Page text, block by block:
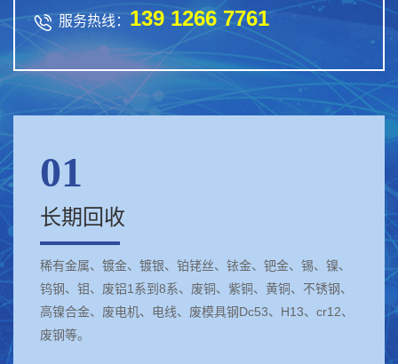
 服务热线： 139 1266 7761
01
长期回收
稀有金属、镀金、镀银、铂铑丝、铱金、钯金、锡、镍、
钨钢、钼、废铝1系到8系、废铜、紫铜、黄铜、不锈钢、
高镍合金、废电机、电线、废模具钢Dc53、H13、cr12、
废钢等。